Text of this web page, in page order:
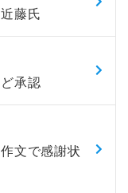
藤氏
承認
文で感謝状